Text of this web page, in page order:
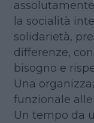
la socialità
solidarietà,
differenze,
bisogno e
Una
funzionale
Un tempo da